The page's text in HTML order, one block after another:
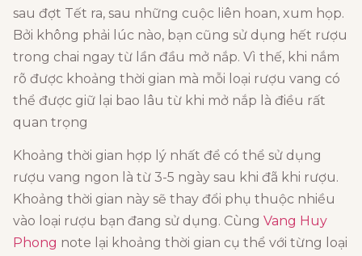
sau đợt Tết ra, sau những cuộc liên hoan, xum họp.
Bởi không phải lúc nào, bạn cũng sử dụng hết rượu
trong chai ngay từ lần đầu mở nắp. Vì thế, khi nắm
rõ được khoảng thời gian mà mỗi loại rượu vang có
thể được giữ lại bao lâu từ khi mở nắp là điều rất
quan trọng
Khoảng thời gian hợp lý nhất để có thể sử dụng
rượu vang ngon là từ 3-5 ngày sau khi đã khi rượu.
Khoảng thời gian này sẽ thay đổi phụ thuộc nhiều
vào loại rượu bạn đang sử dụng. Cùng Vang Huy
Phong note lại khoảng thời gian cụ thể với từng loại